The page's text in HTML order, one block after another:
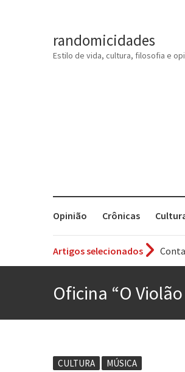
randomicidades
Estilo de vida, cultura, filosofia e
Opinião Crônicas
Artigos selecionados
Os
Voto
Oficina “O
CULTURA MÚSICA